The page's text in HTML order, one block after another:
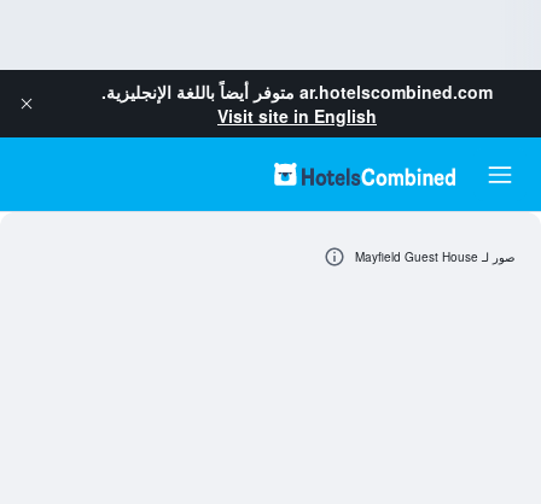
ar.hotelscombined.com متوفر أيضاً باللغة الإنجليزية.
Visit site in English
صور لـ Mayfield Guest House